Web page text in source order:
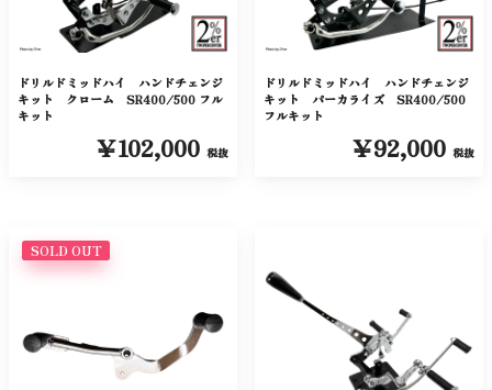
ドリルドミッドハイ ハンドチェンジ
キット クローム SR400/500 フル
キット
￥102,000 税抜
ドリルドミッドハイ ハンドチェンジ
キット パーカライズ SR400/500
フルキット
￥92,000 税抜
SOLD OUT